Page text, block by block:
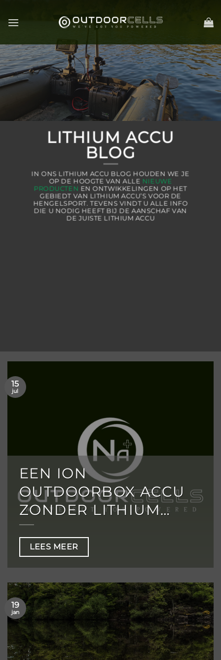
naar
LITHIUM ACCU
BLOG
IN ONS LITHIUM ACCU BLOG HOUDEN WE JE
OP DE HOOGTE VAN ALLE NIEUWE
PRODUCTEN EN ONTWIKKELINGEN OP HET
GEBIEDT VAN LITHIUM ACCU’S VOOR DE
HENGELSPORT. TEVENS VINDT U ALLE INFO
DIE U NODIG HEEFT BIJ DE AANSCHAF VAN
DE JUISTE LITHIUM ACCU
EEN ION
OUTDOORBOX ACCU
ZONDER LITHIUM…
LEES MEER
15
jul
19
jan